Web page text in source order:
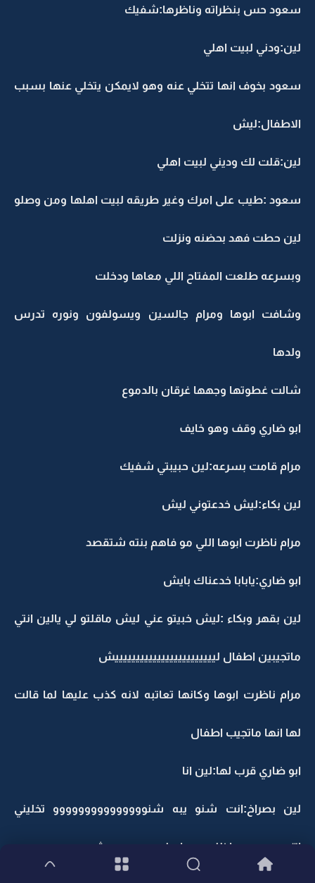
سعود حس بنظراته وناظرها:شفيك
لين:ودني لبيت اهلي
سعود بخوف انها تتخلي عنه وهو لايمكن يتخلي عنها بسبب
الاطفال:ليش
لين:قلت لك وديني لبيت اهلي
سعود :طيب على امرك وغير طريقه لبيت اهلها ومن وصلو
لين حطت فهد بحضنه ونزلت
وبسرعه طلعت المفتاح اللي معاها ودخلت
وشافت ابوها ومرام جالسين ويسولفون ونوره تدرس
ولدها
شالت غطوتها وجهها غرقان بالدموع
ابو ضاري وقف وهو خايف
مرام قامت بسرعه:لين حبيبتي شفيك
لين بكاء:ليش خدعتوني ليش
مرام ناظرت ابوها اللي مو فاهم بنته شتقصد
ابو ضاري:يابابا خدعناك بايش
لين بقهر وبكاء :ليش خبيتو عني ليش ماقلتو لي يالين انتي
ماتجيبين اطفال لييييييييييييييييييييييييش
مرام ناظرت ابوها وكانها تعاتبه لانه كذب عليها لما قالت
لها انها ماتجيب اطفال
ابو ضاري قرب لها:لين انا
لين بصراخ:انت شنو يبه شنووووووووووووووو تخليني
اتزوج سعود واظلمه معاي لييييييييييييييش